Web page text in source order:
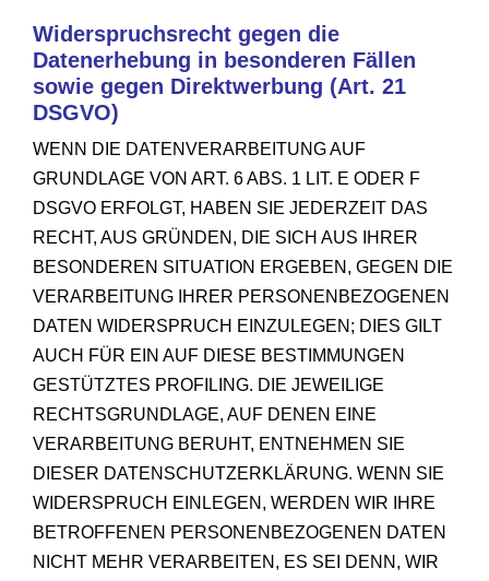
Widerspruchsrecht gegen die
Datenerhebung in besonderen Fällen
sowie gegen Direktwerbung (Art. 21
DSGVO)
WENN DIE DATENVERARBEITUNG AUF
GRUNDLAGE VON ART. 6 ABS. 1 LIT. E ODER F
DSGVO ERFOLGT, HABEN SIE JEDERZEIT DAS
RECHT, AUS GRÜNDEN, DIE SICH AUS IHRER
BESONDEREN SITUATION ERGEBEN, GEGEN DIE
VERARBEITUNG IHRER PERSONENBEZOGENEN
DATEN WIDERSPRUCH EINZULEGEN; DIES GILT
AUCH FÜR EIN AUF DIESE BESTIMMUNGEN
GESTÜTZTES PROFILING. DIE JEWEILIGE
RECHTSGRUNDLAGE, AUF DENEN EINE
VERARBEITUNG BERUHT, ENTNEHMEN SIE
DIESER DATENSCHUTZERKLÄRUNG. WENN SIE
WIDERSPRUCH EINLEGEN, WERDEN WIR IHRE
BETROFFENEN PERSONENBEZOGENEN DATEN
NICHT MEHR VERARBEITEN, ES SEI DENN, WIR